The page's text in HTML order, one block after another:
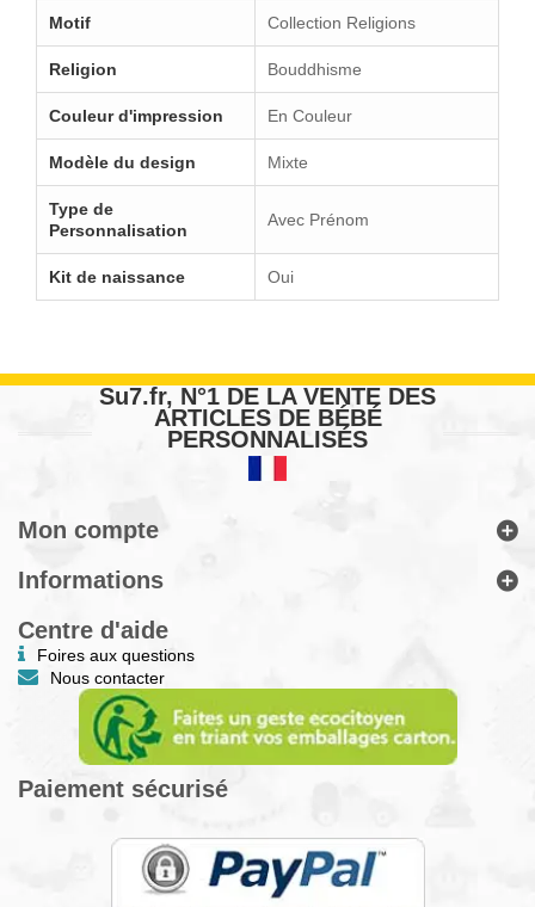
Motif Collection Religions
Religion Bouddhisme
Couleur d'impression En Couleur
Modèle du design Mixte
Type de
Personnalisation
Avec Prénom
Kit de naissance Oui
Su7.fr, N°1 DE LA VENTE DES
ARTICLES DE BÉBÉ
PERSONNALISÉS
Mon compte
Informations
Centre d'aide
Foires aux questions
Nous contacter
Paiement sécurisé